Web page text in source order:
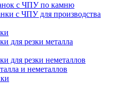
с ЧПУ по камню
с ЧПУ для производства
для резки металла
для резки неметаллов
и неметаллов